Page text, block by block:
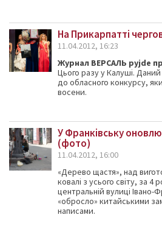
На Прикарпатті
11.04.2012, 16:23
Журнал ВЕРСАЛЬ pyjde
Цього разу у Калуші.
до обласного конкурсу,
восени.
У Франківську
(фото)
11.04.2012, 16:00
«Дерево щастя», над
ковалі з усього світу, за 4
центральній вулиці Івано-
«обросло» китайськими
написами.